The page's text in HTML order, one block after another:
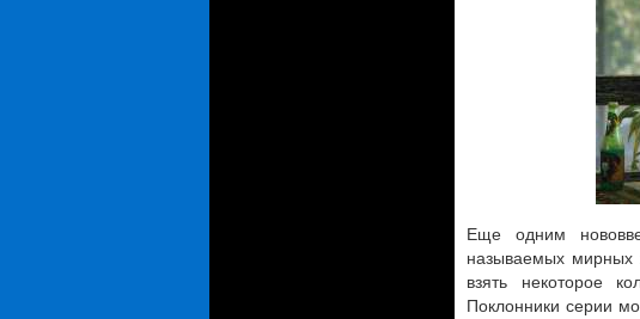
Еще одним
называемых мирных
взять некоторое
Поклонники серии